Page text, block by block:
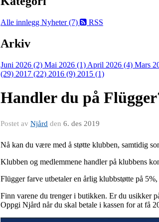
Alle innlegg Nyheter (7) RSS
Arkiv
Juni 2026 (2) Mai 2026 (1) April 2026 (4) Mars
(29) 2017 (22) 2016 (9) 2015 (1)
Handler du på
Postet av Njård den 6. des 2019
Nå kan du være med å støtte klubben, samtidig
Klubben og medlemmene handler på klubbens
Flügger farve utbetaler en årlig klubbstøtte på
Finn varene du trenger i butikken. Er du usikker
Oppgi Njård når du skal betale i kassen for at få